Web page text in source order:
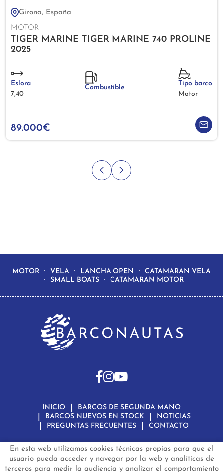
Girona, España
MOTOR
TIGER MARINE TIGER MARINE 740 PROLINE
2025
Eslora
7,40
Combustible
Tipo barco
Motor
89.000€
En esta web utilizamos cookies técnicas propias para que el
usuario pueda acceder y navegar por la web y analíticas de
terceros para medir la audiencia y analizar el comportamiento
MOTOR VELA LANCHA OPEN
CATAMARAN VELA
SMALL BOATS
CATAMARAN MOTOR
INICIO
BARCOS DE SEGUNDA MANO
BARCOS NUEVOS EN STOCK
NOTICIAS
PREGUNTAS FRECUENTES
CONTACTO
Aviso Legal
Política de Privacidad de Datos
Política de Cookies
Configuración de Cookies